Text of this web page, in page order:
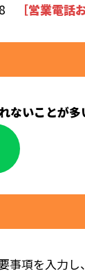
［営業電話
いことが多
事項を入力